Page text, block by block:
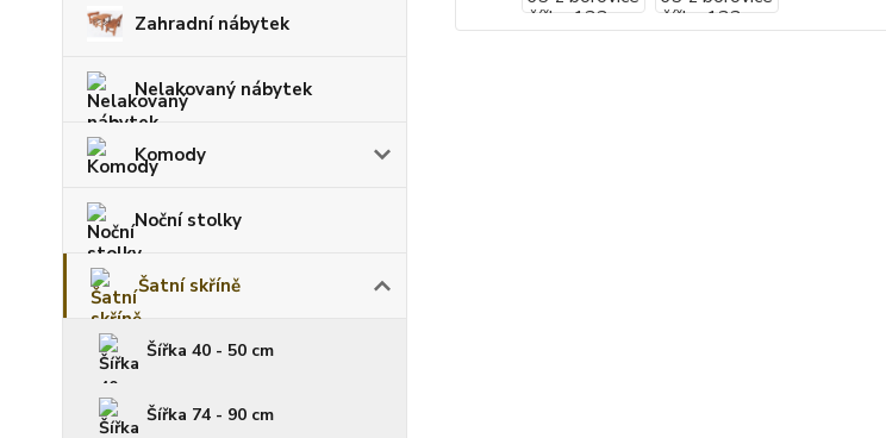
Zahradní nábytek
Nelakovaný nábytek
Komody
Noční stolky
Šatní skříně
Šířka 40 - 50 cm
Šířka 74 - 90 cm